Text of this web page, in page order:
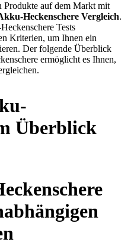
Produkte auf dem Markt mit
Heckenschere Vergleich.
Tests
Kriterien, um Ihnen ein
Der folgende Überblick
ermöglicht es Ihnen,
Überblick